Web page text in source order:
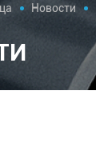
Новости